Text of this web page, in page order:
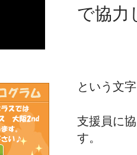
で協力
という文
支援員に
す。